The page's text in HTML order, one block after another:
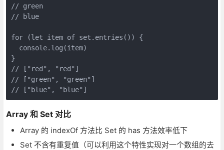
// green
// blue
for (let item of set.entries()) {
  console.log(item)
}
// ["red", "red"]
// ["green", "green"]
// ["blue", "blue"]
Array 和 Set 对比
Array 的 indexOf 方法比 Set 的 has 方法效率低下
Set 不含有重复值（可以利用这个特性实现对一个数组的去